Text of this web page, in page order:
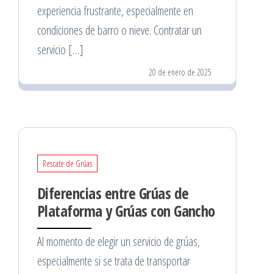
experiencia frustrante, especialmente en
condiciones de barro o nieve. Contratar un
servicio […]
20 de enero de 2025
Rescate de Grúas
Diferencias entre Grúas de
Plataforma y Grúas con Gancho
Al momento de elegir un servicio de grúas,
especialmente si se trata de transportar